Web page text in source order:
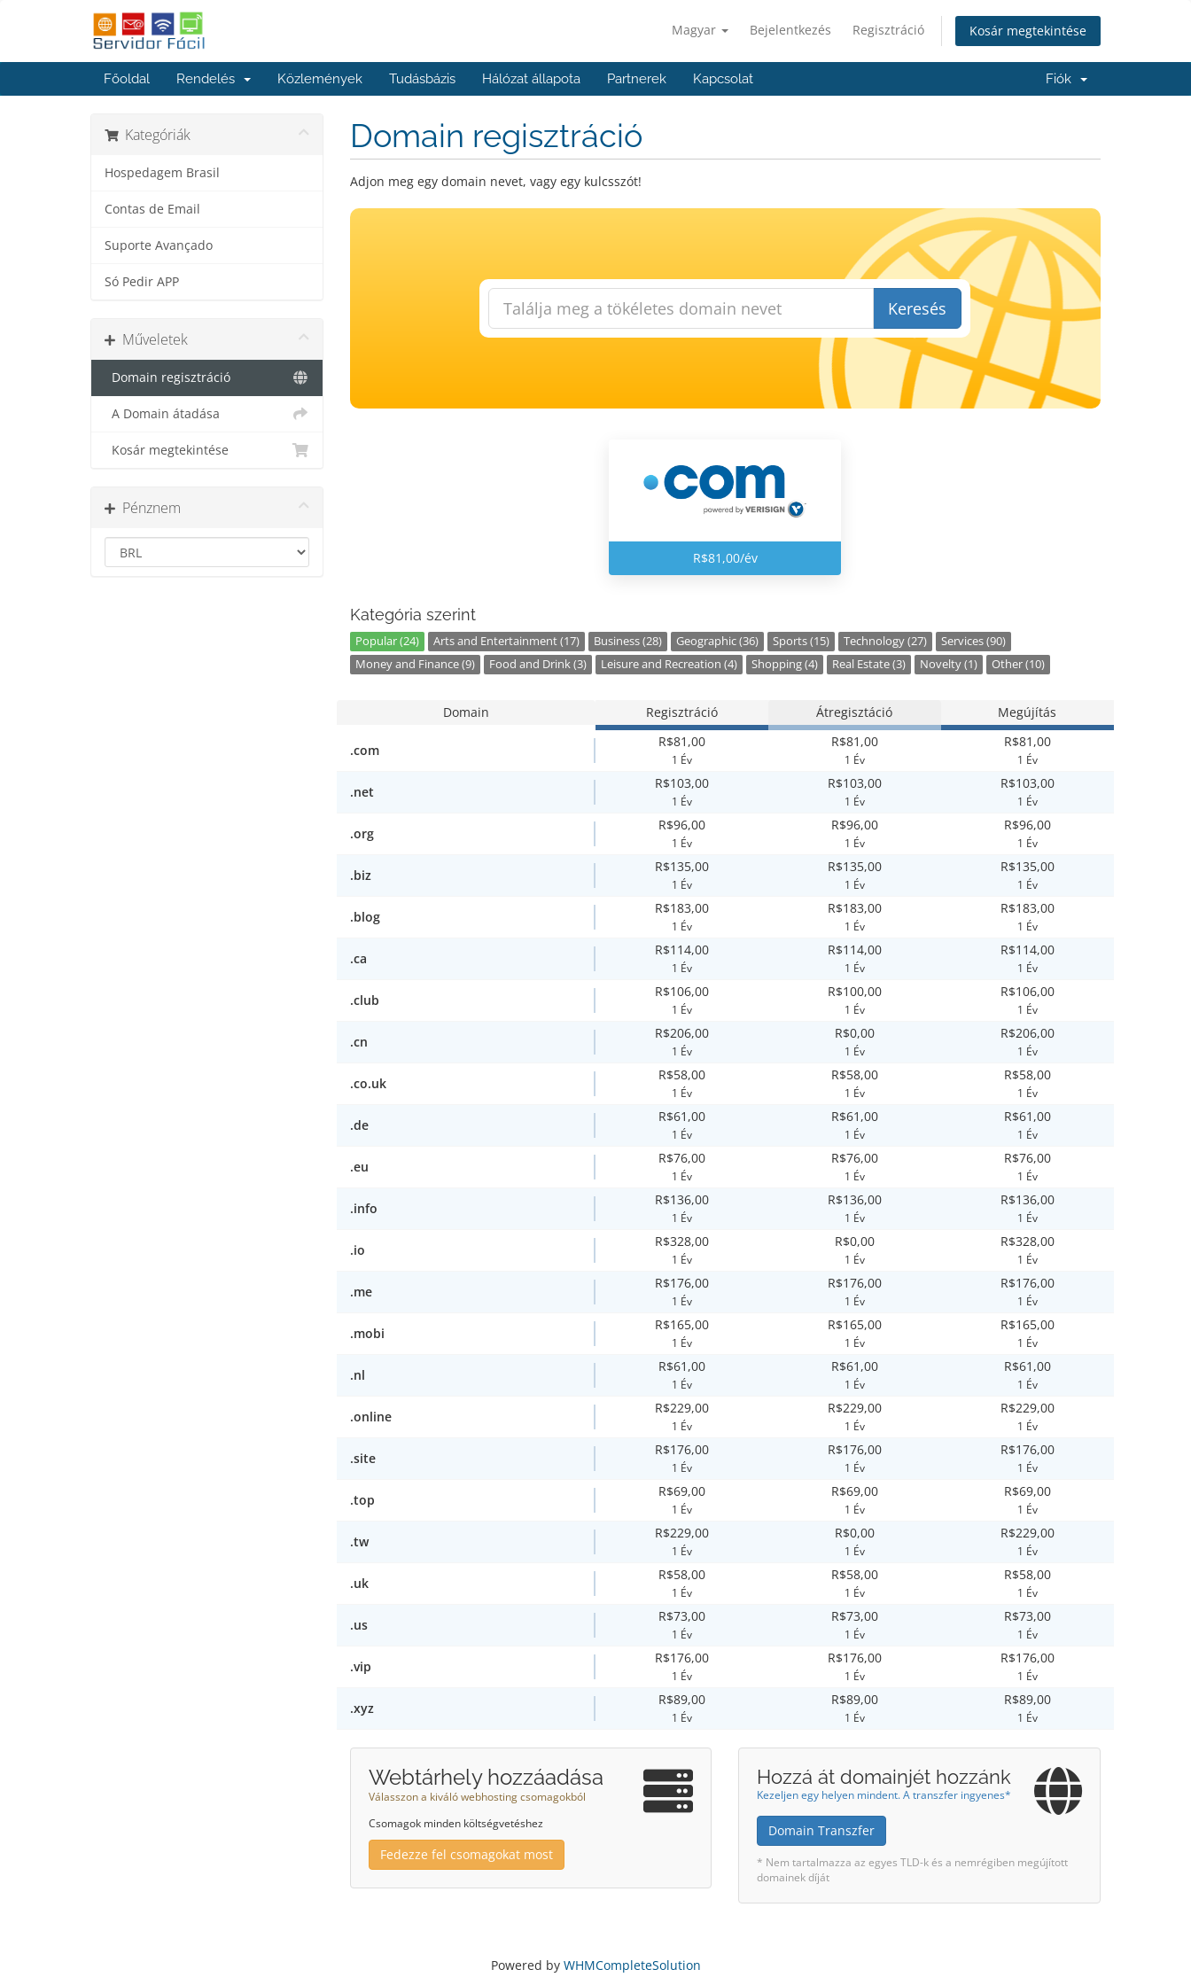
Magyar Bejelentkezés Regisztráció Kosár megtekintése
Főoldal Rendelés Közlemények Tudásbázis Hálózat állapota Partnerek Kapcsolat Fiók
Kategóriák
Hospedagem Brasil
Contas de Email
Suporte Avançado
Só Pedir APP
Műveletek
Domain regisztráció
A Domain átadása
Kosár megtekintése
Pénznem
Domain regisztráció
Adjon meg egy domain nevet, vagy egy kulcsszót!
Keresés
R$81,00/év
Kategória szerint
Popular (24) Arts and Entertainment (17) Business (28) Geographic (36) Sports (15) Technology (27)
Services (90)
Money and Finance (9)
Food and Drink (3) Leisure and Recreation (4) Shopping (4) Real Estate (3) Novelty (1) Other (10)
Domain Regisztráció Átregisztáció Megújítás
.com
R$81,00
1 Év
R$81,00
1 Év
R$81,00
1 Év
.net
R$103,00
1 Év
R$103,00
1 Év
R$103,00
1 Év
.org
R$96,00
1 Év
R$96,00
1 Év
R$96,00
1 Év
.biz
R$135,00
1 Év
R$135,00
1 Év
R$135,00
1 Év
.blog
R$183,00
1 Év
R$183,00
1 Év
R$183,00
1 Év
.ca
R$114,00
1 Év
R$114,00
1 Év
R$114,00
1 Év
.club
R$106,00
1 Év
R$100,00
1 Év
R$106,00
1 Év
.cn
R$206,00
1 Év
R$0,00
1 Év
R$206,00
1 Év
.co.uk
R$58,00
1 Év
R$58,00
1 Év
R$58,00
1 Év
.de
R$61,00
1 Év
R$61,00
1 Év
R$61,00
1 Év
.eu
R$76,00
1 Év
R$76,00
1 Év
R$76,00
1 Év
.info
R$136,00
1 Év
R$136,00
1 Év
R$136,00
1 Év
.io
R$328,00
1 Év
R$0,00
1 Év
R$328,00
1 Év
.me
R$176,00
1 Év
R$176,00
1 Év
R$176,00
1 Év
.mobi
R$165,00
1 Év
R$165,00
1 Év
R$165,00
1 Év
.nl
R$61,00
1 Év
R$61,00
1 Év
R$61,00
1 Év
.online
R$229,00
1 Év
R$229,00
1 Év
R$229,00
1 Év
.site
R$176,00
1 Év
R$176,00
1 Év
R$176,00
1 Év
.top
R$69,00
1 Év
R$69,00
1 Év
R$69,00
1 Év
.tw
R$229,00
1 Év
R$0,00
1 Év
R$229,00
1 Év
.uk
R$58,00
1 Év
R$58,00
1 Év
R$58,00
1 Év
.us
R$73,00
1 Év
R$73,00
1 Év
R$73,00
1 Év
.vip
R$176,00
1 Év
R$176,00
1 Év
R$176,00
1 Év
.xyz
R$89,00
1 Év
R$89,00
1 Év
R$89,00
1 Év
Webtárhely hozzáadása
Válasszon a kiváló webhosting csomagokból
Csomagok minden költségvetéshez
Fedezze fel csomagokat most
Hozzá át domainjét hozzánk
Kezeljen egy helyen mindent. A transzfer ingyenes*
Domain Transzfer
* Nem tartalmazza az egyes TLD-k és a nemrégiben megújított
domainek díját
Powered by WHMCompleteSolution